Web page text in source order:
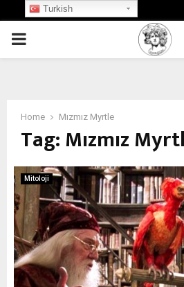
PRIMARY
Home Mızmız Myrtle
Tag:Mızmız
Mitoloji
Turkish